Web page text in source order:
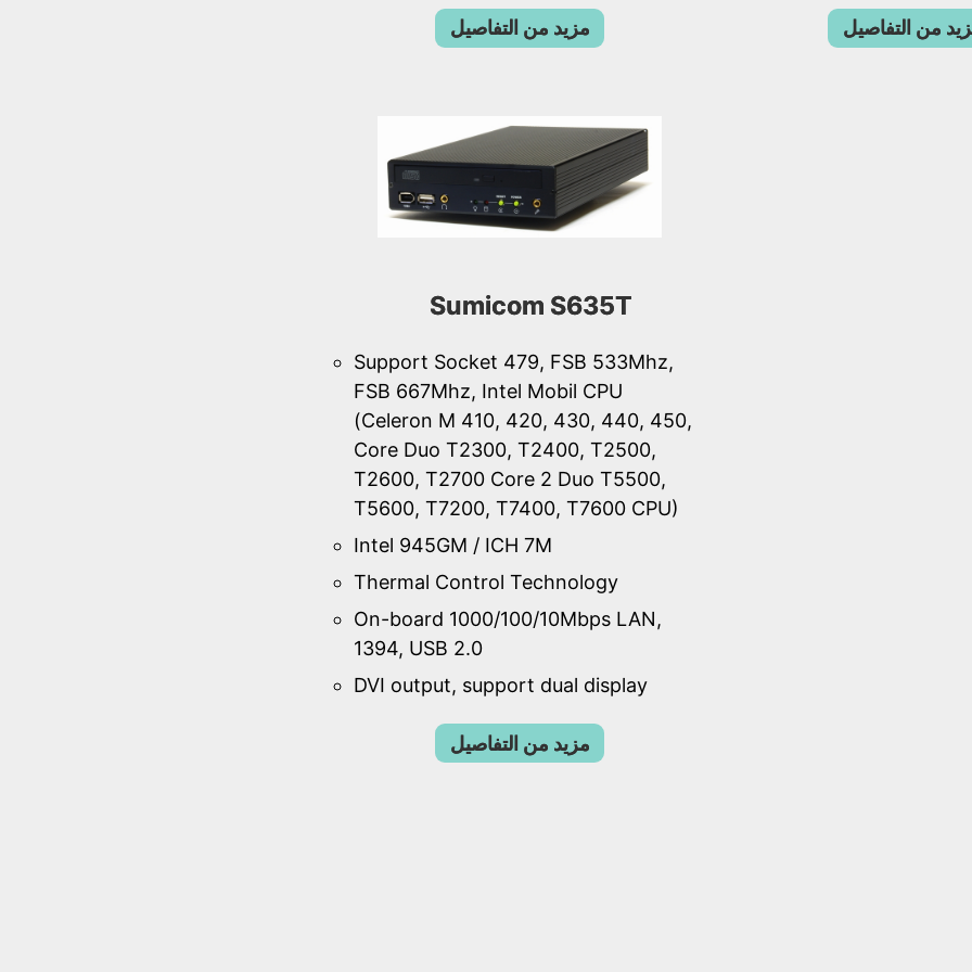
مزيد من التفاصيل من التفاصيل
Sumicom S635T
Support Socket 479, FSB 533Mhz,
FSB 667Mhz, Intel Mobil CPU
(Celeron M 410, 420, 430, 440, 450,
Core Duo T2300, T2400, T2500,
T2600, T2700 Core 2 Duo T5500,
T5600, T7200, T7400, T7600 CPU)
Intel 945GM / ICH 7M
Thermal Control Technology
On-board 1000/100/10Mbps LAN,
1394, USB 2.0
DVI output, support dual display
مزيد من التفاصيل